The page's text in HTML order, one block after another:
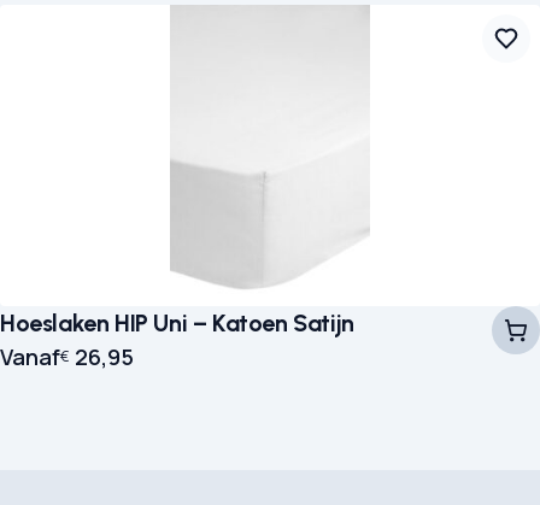
Hoeslaken HIP Uni – Katoen Satijn
Vanaf€ 26,95